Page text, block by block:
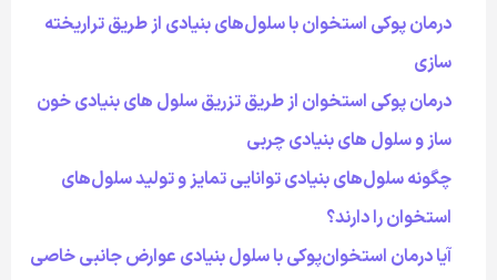
درمان پوکی استخوان با سلول‌های بنیادی از طریق تراریخته
سازی
درمان پوکی استخوان از طریق تزریق سلول های بنیادی خون
ساز و سلول های بنیادی چربی
چگونه سلول‌های بنیادی توانایی تمایز و تولید سلول‌های
استخوان را دارند؟
آیا درمان استخوان‌پوکی با سلول بنیادی عوارض جانبی خاصی